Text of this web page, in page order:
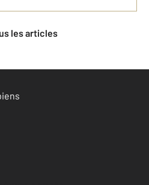
les articles